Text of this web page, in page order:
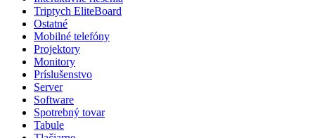
Triptych EliteBoard
Ostatné
Mobilné telefóny
Projektory
Monitory
Príslušenstvo
Server
Software
Spotrebný tovar
Tabule